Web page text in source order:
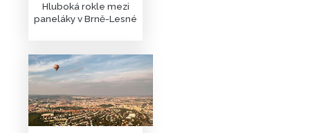
Hluboká rokle mezi
paneláky v Brně-Lesné